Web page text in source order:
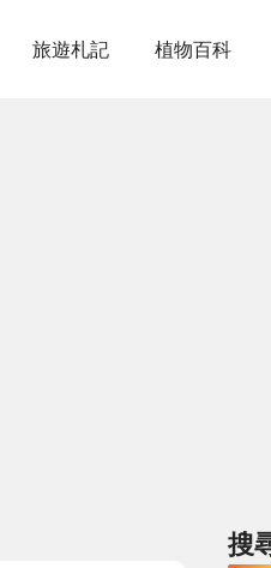
旅遊札記 植物百科
搜